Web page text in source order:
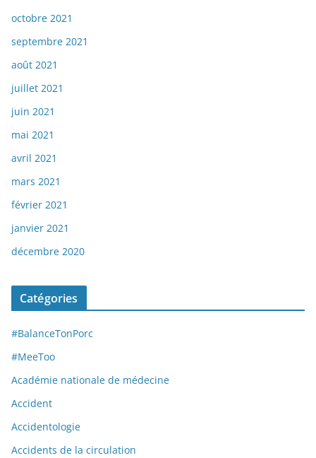
octobre 2021
septembre 2021
août 2021
juillet 2021
juin 2021
mai 2021
avril 2021
mars 2021
février 2021
janvier 2021
décembre 2020
Catégories
#BalanceTonPorc
#MeeToo
Académie nationale de médecine
Accident
Accidentologie
Accidents de la circulation